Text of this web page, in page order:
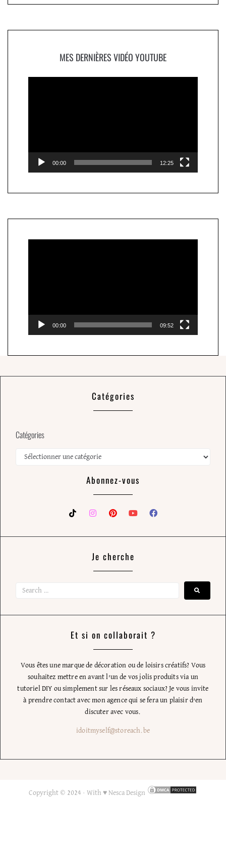
MES DERNIÈRES VIDÉO YOUTUBE
00:00 12:25
00:00 09:52
Catégories
Catégories
Abonnez-vous
Je cherche
Et si on collaborait ?
Vous êtes une marque de décoration ou de loisirs créatifs? Vous
souhaitez mettre en avant l’un de vos jolis produits via un
tutoriel DIY ou simplement sur les réseaux sociaux? Je vous invite
à prendre contact avec mon agence qui se fera un plaisir d’en
discuter avec vous.
idoitmyself@storeach.be
Copyright © 2024 · With ♥ Nesca Design